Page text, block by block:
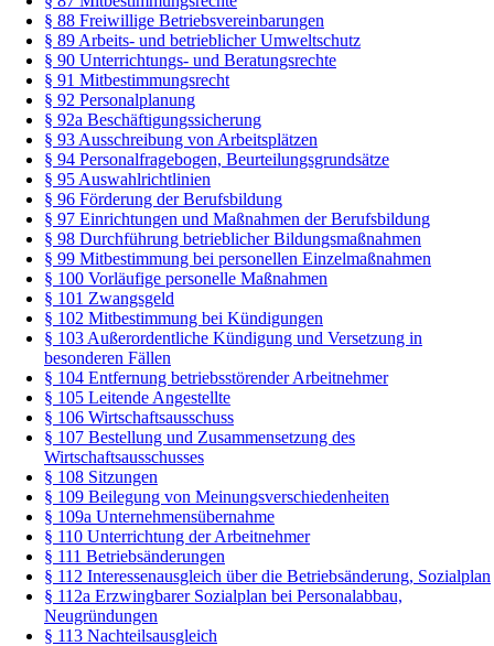
§ 88 Freiwillige Betriebsvereinbarungen
§ 89 Arbeits- und betrieblicher Umweltschutz
§ 90 Unterrichtungs- und Beratungsrechte
§ 91 Mitbestimmungsrecht
§ 92 Personalplanung
§ 92a Beschäftigungssicherung
§ 93 Ausschreibung von Arbeitsplätzen
§ 94 Personalfragebogen, Beurteilungsgrundsätze
§ 95 Auswahlrichtlinien
§ 96 Förderung der Berufsbildung
§ 97 Einrichtungen und Maßnahmen der Berufsbildung
§ 98 Durchführung betrieblicher Bildungsmaßnahmen
§ 99 Mitbestimmung bei personellen Einzelmaßnahmen
§ 100 Vorläufige personelle Maßnahmen
§ 101 Zwangsgeld
§ 102 Mitbestimmung bei Kündigungen
§ 103 Außerordentliche Kündigung und Versetzung in
besonderen Fällen
§ 104 Entfernung betriebsstörender Arbeitnehmer
§ 105 Leitende Angestellte
§ 106 Wirtschaftsausschuss
§ 107 Bestellung und Zusammensetzung des
Wirtschaftsausschusses
§ 108 Sitzungen
§ 109 Beilegung von Meinungsverschiedenheiten
§ 109a Unternehmensübernahme
§ 110 Unterrichtung der Arbeitnehmer
§ 111 Betriebsänderungen
§ 112 Interessenausgleich über die Betriebsänderung, Sozialplan
§ 112a Erzwingbarer Sozialplan bei Personalabbau,
Neugründungen
§ 113 Nachteilsausgleich